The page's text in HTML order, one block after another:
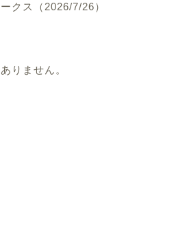
クス（2026/7/26）
りません。